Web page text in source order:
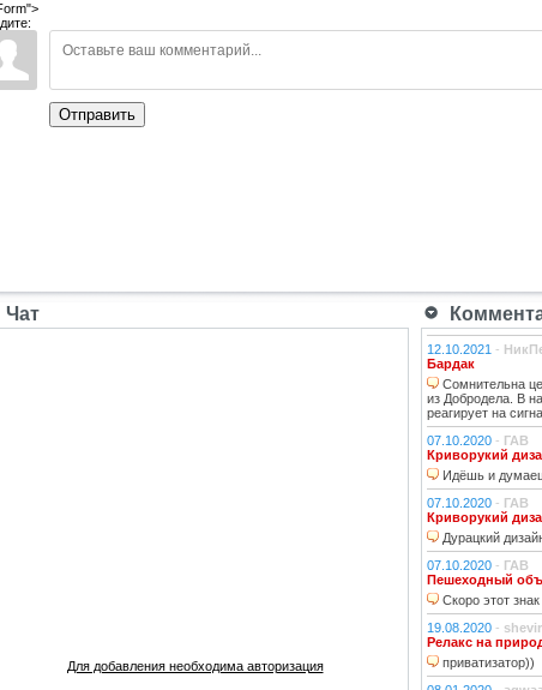
Отправить
Чат
Для добавления необходима авторизация
12.10.2021 -
Бардак
Сомнительна
из Добродела. В
реагирует на
07.10.2020 - ГАВ
Криворукий
Идёшь и
07.10.2020 - ГАВ
Криворукий
Дурацкий
07.10.2020 - ГАВ
Пешеходный
Скоро этот
19.08.2020 -
Релакс на
приватизатор))